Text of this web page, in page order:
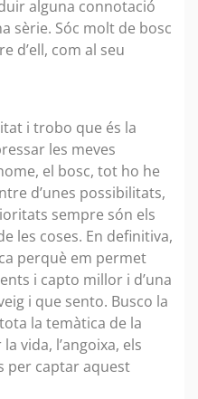
alguna connotació
sèrie. Sóc molt de bosc
d’ell, com al seu
i trobo que és la
les meves
el bosc, tot ho he
d’unes possibilitats,
sempre són els
les coses. En definitiva,
perquè em permet
i capto millor i d’una
i que sento. Busco la
la temàtica de la
vida, l’angoixa, els
per captar aquest